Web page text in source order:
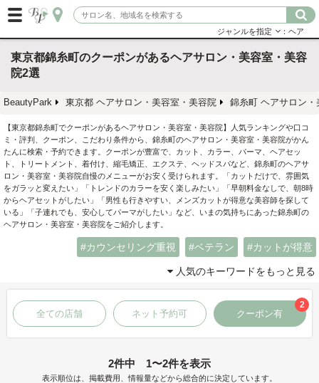
ジャンルを指定 ：ヘア
東京都錦糸町のクーポンがあるヘアサロン・美容室・美容
院2選
BeautyPark 東京都 ヘアサロン・美容室・美容院 錦糸町 ヘアサロン・
【東京都錦糸町でクーポンがあるヘアサロン・美容室・美容院】人気ランキングや口コ
ミ・評判、クーポン、こだわり条件から、錦糸町のヘアサロン・美容室・美容院がかん
たんに検索・予約できます。クーポンが豊富で、カット、カラー、パーマ、ヘアセッ
ト、トリートメント、着付け、縮毛矯正、エクステ、ヘッドスパなど、錦糸町のヘアサ
ロン・美容室・美容院自慢のメニューがお安く受けられます。「カットだけで、雰囲気
をガラッと変えたい」「トレンドのカラーを安く楽しみたい」「早朝料金なしで、朝8時
からヘアセットがしたい」「男性も行きやすい、メンズカットが得意な美容師を探して
いる」「子連れでも、安心してパーマがしたい」など、いまの気持ちにあった錦糸町の
ヘアサロン・美容室・美容院をご紹介します。
カウンセリング重視 ベテラン カットが得意
人気のキーワードをもっと見る
全ての店舗 ネット予約可 クーポン有
2
2件中 1〜2件を表示
表示順位は、掲載費用、情報量などから総合的に決定しています。